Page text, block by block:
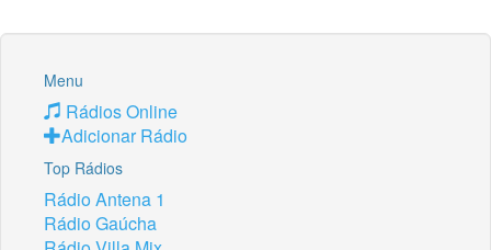
Menu
Rádios Online
Adicionar Rádio
Top Rádios
Rádio Antena 1
Rádio Gaúcha